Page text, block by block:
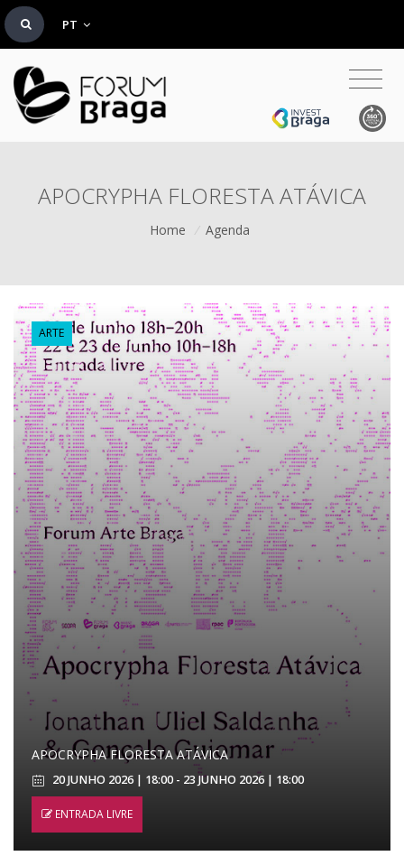
PT
APOCRYPHA FLORESTA ATÁVICA
Home / Agenda
ARTE
APOCRYPHA FLORESTA ATÁVICA
20 JUNHO 2026 | 18:00 - 23 JUNHO 2026 | 18:00
ENTRADA LIVRE